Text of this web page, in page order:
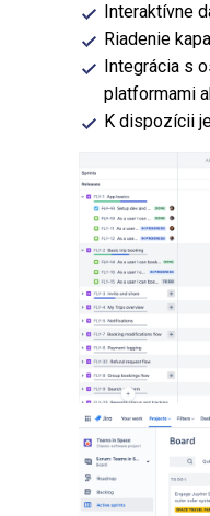
Interaktívne
Riadenie
Integrácia s
platformami
K dispozícii